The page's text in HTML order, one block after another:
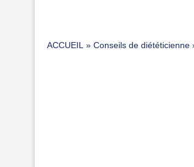
ACCUEIL » Conseils de diététicienne